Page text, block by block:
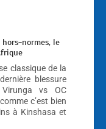
normes, le
classique de la
blessure
vs OC
c’est bien
à Kinshasa et